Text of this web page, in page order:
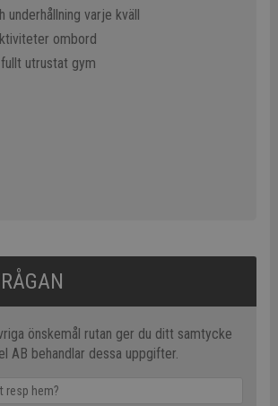
underhållning varje kväll
ombord
utrustat gym
önskemål rutan ger du ditt samtycke
AB behandlar dessa uppgifter.